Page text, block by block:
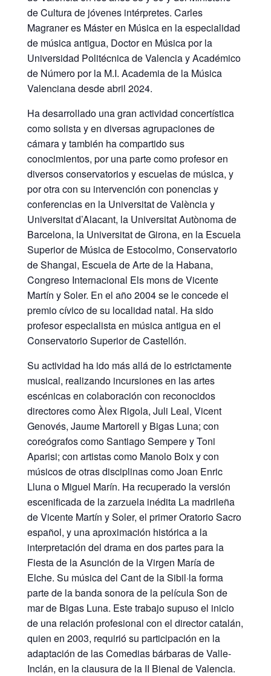
de Cultura de jóvenes intérpretes. Carles
Magraner es Máster en Música en la especialidad
de música antigua, Doctor en Música por la
Universidad Politécnica de Valencia y Académico
de Número por la M.I. Academia de la Música
Valenciana desde abril 2024.
Ha desarrollado una gran actividad concertística
como solista y en diversas agrupaciones de
cámara y también ha compartido sus
conocimientos, por una parte como profesor en
diversos conservatorios y escuelas de música, y
por otra con su intervención con ponencias y
conferencias en la Universitat de València y
Universitat d’Alacant, la Universitat Autònoma de
Barcelona, la Universitat de Girona, en la Escuela
Superior de Música de Estocolmo, Conservatorio
de Shangai, Escuela de Arte de la Habana,
Congreso Internacional Els mons de Vicente
Martín y Soler. En el año 2004 se le concede el
premio cívico de su localidad natal. Ha sido
profesor especialista en música antigua en el
Conservatorio Superior de Castellón.
Su actividad ha ido más allá de lo estrictamente
musical, realizando incursiones en las artes
escénicas en colaboración con reconocidos
directores como Àlex Rigola, Juli Leal, Vicent
Genovés, Jaume Martorell y Bigas Luna; con
coreógrafos como Santiago Sempere y Toni
Aparisi; con artistas como Manolo Boix y con
músicos de otras disciplinas como Joan Enric
Lluna o Miguel Marín. Ha recuperado la versión
escenificada de la zarzuela inédita La madrileña
de Vicente Martín y Soler, el primer Oratorio Sacro
español, y una aproximación histórica a la
interpretación del drama en dos partes para la
Fiesta de la Asunción de la Virgen María de
Elche. Su música del Cant de la Sibil·la forma
parte de la banda sonora de la película Son de
mar de Bigas Luna. Este trabajo supuso el inicio
de una relación profesional con el director catalán,
quien en 2003, requirió su participación en la
adaptación de las Comedias bárbaras de Valle-
Inclán, en la clausura de la II Bienal de Valencia.